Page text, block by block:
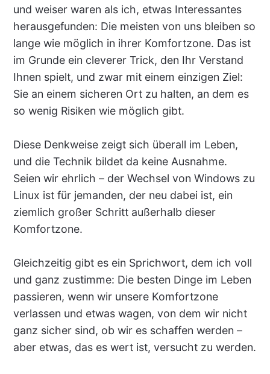
und weiser waren als ich, etwas Interessantes
herausgefunden: Die meisten von uns bleiben so
lange wie möglich in ihrer Komfortzone. Das ist
im Grunde ein cleverer Trick, den Ihr Verstand
Ihnen spielt, und zwar mit einem einzigen Ziel:
Sie an einem sicheren Ort zu halten, an dem es
so wenig Risiken wie möglich gibt.
Diese Denkweise zeigt sich überall im Leben,
und die Technik bildet da keine Ausnahme.
Seien wir ehrlich – der Wechsel von Windows zu
Linux ist für jemanden, der neu dabei ist, ein
ziemlich großer Schritt außerhalb dieser
Komfortzone.
Gleichzeitig gibt es ein Sprichwort, dem ich voll
und ganz zustimme: Die besten Dinge im Leben
passieren, wenn wir unsere Komfortzone
verlassen und etwas wagen, von dem wir nicht
ganz sicher sind, ob wir es schaffen werden –
aber etwas, das es wert ist, versucht zu werden.